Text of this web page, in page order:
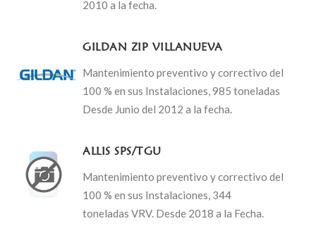
2010 a la fecha.
GILDAN ZIP VILLANUEVA
Mantenimiento preventivo y correctivo del
100 % en sus Instalaciones, 985 toneladas
Desde Junio del 2012 a la fecha.
ALLIS SPS/TGU
Mantenimiento preventivo y correctivo del
100 % en sus Instalaciones, 344
toneladas VRV. Desde 2018 a la Fecha.